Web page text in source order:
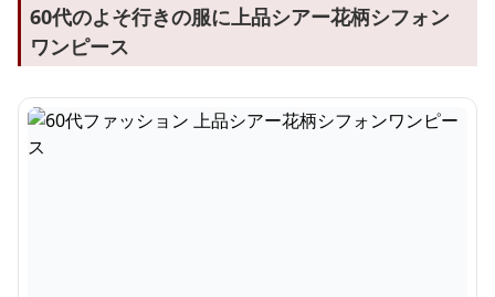
60代のよそ行きの服に上品シアー花柄シフォン
ワンピース